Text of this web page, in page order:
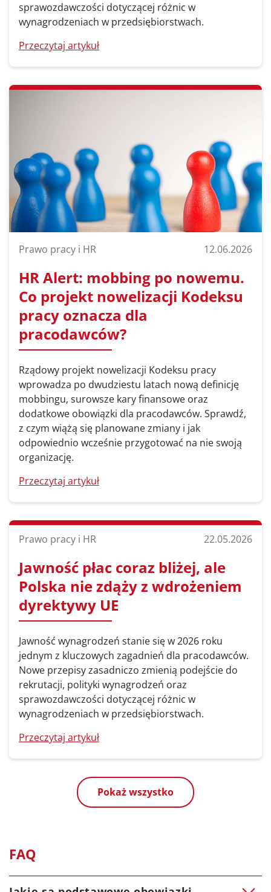
sprawozdawczości dotyczącej różnic w
wynagrodzeniach w przedsiębiorstwach.
Przeczytaj artykuł
Prawo pracy i HR 12.06.2026
HR Alert: mobbing po nowemu.
Co projekt nowelizacji Kodeksu
pracy oznacza dla
pracodawców?
Rządowy projekt nowelizacji Kodeksu pracy
wprowadza po dwudziestu latach nową definicję
mobbingu, surowsze kary finansowe oraz
dodatkowe obowiązki dla pracodawców. Sprawdź,
z czym wiążą się planowane zmiany i jak
odpowiednio wcześnie przygotować na nie swoją
organizację.
Przeczytaj artykuł
Prawo pracy i HR 22.05.2026
Jawność płac coraz bliżej, ale
Polska nie zdąży z wdrożeniem
dyrektywy UE
Jawność wynagrodzeń stanie się w 2026 roku
jednym z kluczowych zagadnień dla pracodawców.
Nowe przepisy zasadniczo zmienią podejście do
rekrutacji, polityki wynagrodzeń oraz
sprawozdawczości dotyczącej różnic w
wynagrodzeniach w przedsiębiorstwach.
Przeczytaj artykuł
Pokaż wszystko
FAQ